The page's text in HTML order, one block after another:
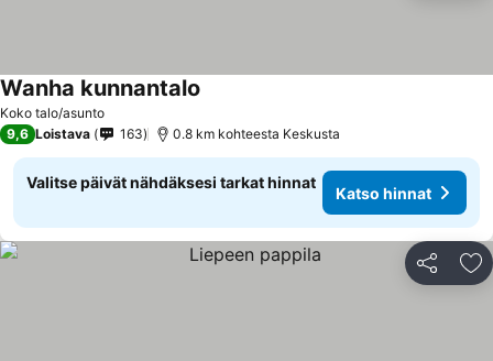
Koko talo/asunto
Wanha kunnantalo
9,6 Loistava 163 0.8 km kohteesta Keskusta
Valitse päivät nähdäksesi tarkat hinnat
Katso hinnat
Jaa